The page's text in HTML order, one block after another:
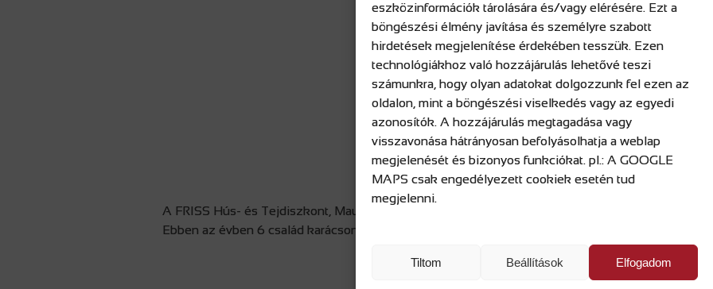
eszközinformációk tárolására és/vagy elérésére. Ezt a
böngészési élmény javítása és személyre szabott
hirdetések megjelenítése érdekében tesszük. Ezen
technológiákhoz való hozzájárulás lehetővé teszi
számunkra, hogy olyan adatokat dolgozzunk fel ezen az
oldalon, mint a böngészési viselkedés vagy az egyedi
azonosítók. A hozzájárulás megtagadása vagy
visszavonása hátrányosan befolyásolhatja a weblap
megjelenését és bizonyos funkciókat. pl.: A GOOGLE
MAPS csak engedélyezett cookiek esetén tud
megjelenni.
Elfogadom
Tiltom Beállítások
FONI adományozás 2022
2022.12.12
A FRISS Hús- és Tejdiszkont, Maus 2017 óta elkötelezett támogatója a szegedi, Kálvária téri
Ebben az évben 6 család karácsonyát tettük élelmiszercsomagjainkkal gazdagabbá.